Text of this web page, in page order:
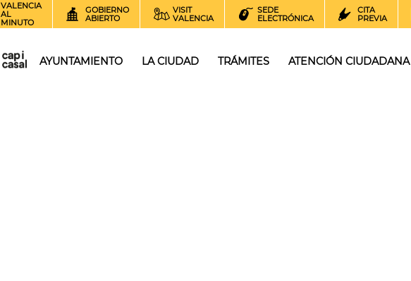
VALENCIA
AL
MINUTO
GOBIERNO
ABIERTO
VISIT
VALENCIA
SEDE
ELECTRÓNICA
CITA
PREVIA
AYUNTAMIENTO LA CIUDAD TRÁMITES ATENCIÓN CIUDADANA